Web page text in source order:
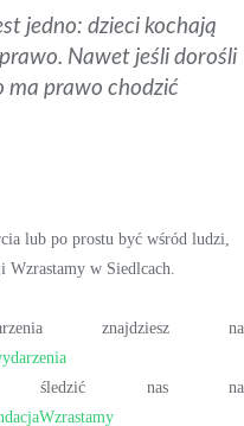
jedno: dzieci kochają
Nawet jeśli dorośli
ma prawo chodzić
lub po prostu być wśród ludzi,
Wzrastamy w Siedlcach.
znajdziesz na
nas na